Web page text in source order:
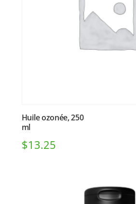
Huile ozonée, 250
ml
$13.25